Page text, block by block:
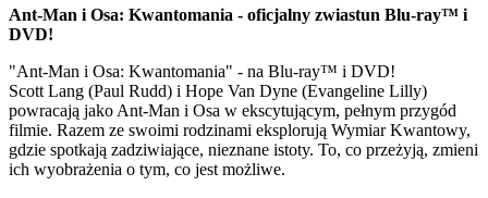
Ant-Man i Osa: Kwantomania - oficjalny zwiastun Blu-ray™ i
DVD!
"Ant-Man i Osa: Kwantomania" - na Blu-ray™ i DVD!
Scott Lang (Paul Rudd) i Hope Van Dyne (Evangeline Lilly)
powracają jako Ant-Man i Osa w ekscytującym, pełnym przygód
filmie. Razem ze swoimi rodzinami eksplorują Wymiar Kwantowy,
gdzie spotkają zadziwiające, nieznane istoty. To, co przeżyją, zmieni
ich wyobrażenia o tym, co jest możliwe.